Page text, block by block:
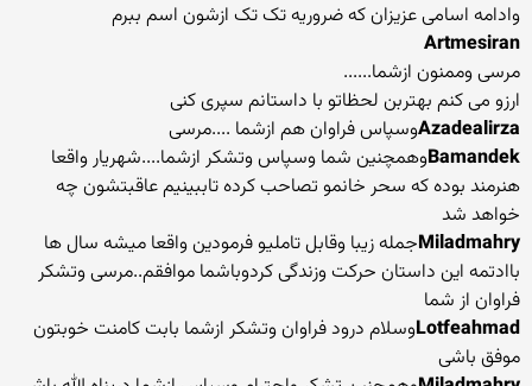
وادامه اسامی عزیزان که ضروریه تک تک ازشون اسم ببرم
Artmesiran
مرسی وممنون ازشما......
ارزو می کنم بهتربن لحظاتو با داستانم سپری کنی
Azadealirzaوسپاس فراوان هم ازشما ....مرسی
Bamandekوهمچنین شما وسپاس وتشکر ازشما....شهریار واقعا
هنرمند بوده که سحر خانمو تصاحب کرده تاببینیم عاقبتشون چه
خواهد شد
Miladmahryجمله زیبا وقابل تاملیو فرمودین واقعا میشه سال ها
باادتمه این داستان حرکت وزندگی کردوباشما موافقم..مرسی وتشکر
فراوان از شما
Lotfeahmadوسلام درود فراوان وتشکر ازشما بابت کامنت خوبتون
موفق باشی